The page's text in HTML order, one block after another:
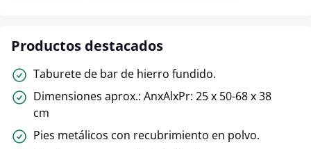
Productos destacados
Taburete de bar de hierro fundido.
Dimensiones aprox.: AnxAlxPr: 25 x 50-68 x 38
cm
Pies metálicos con recubrimiento en polvo.